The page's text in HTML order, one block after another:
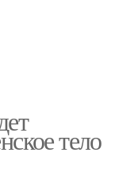
тело